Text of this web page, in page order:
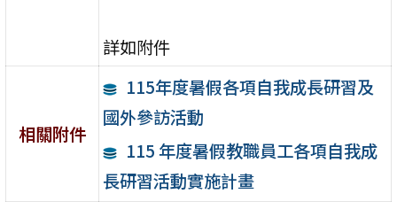
詳如附件
相關附件
115年度暑假各項自我成長研習及
國外參訪活動
115 年度暑假教職員工各項自我成
長研習活動實施計畫